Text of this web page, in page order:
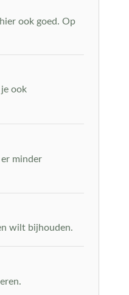
ook goed. Op
ook
minder
wilt bijhouden.